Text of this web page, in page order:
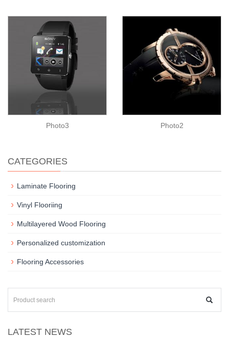
Photo3 Photo2
CATEGORIES
Laminate Flooring
Vinyl Flooriing
Multilayered Wood Flooring
Personalized customization
Flooring Accessories
LATEST NEWS